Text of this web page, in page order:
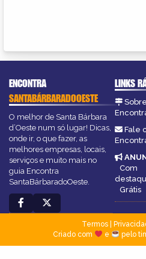
ENCONTRA
SANTABÁRBARADOOESTE
O melhor de Santa Bárbara
d’Oeste num só lugar! Dicas,
onde ir, o que fazer, as
melhores empresas, locais,
serviços e muito mais no
guia Encontra
SantaBárbaradoOeste.
LINKS
Sobre
Fale
Com
Grátis
Termos|
Criado com
e pelo